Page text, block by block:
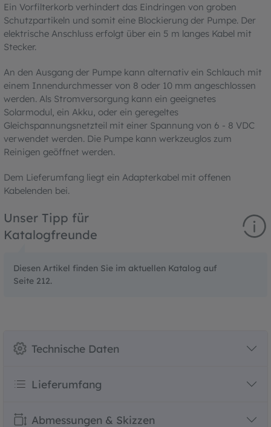
Ein Vorfilterkorb verhindert das Eindringen von groben
Schutzpartikeln und somit eine Blockierung der Pumpe. Der
elektrische Anschluss erfolgt über ein 5 m langes Kabel mit
Stecker.
An den Ausgang der Pumpe kann alternativ ein Schlauch mit
einem Innendurchmesser von 8 oder 10 mm angeschlossen
werden. Als Stromversorgung kann ein geeignetes
Solarmodul, ein Akku, oder ein geregeltes
Gleichspannungsnetzteil mit einer Spannung von 6 - 8 VDC
verwendet werden. Die Pumpe kann werkzeuglos zum
Reinigen geöffnet werden.
Dem Lieferumfang liegt ein Adapterkabel mit offenen
Kabelenden bei.
Unser Tipp für
Katalogfreunde
Diesen Artikel finden Sie im aktuellen Katalog auf
Seite 212.
Technische Daten
Lieferumfang
Abmessungen & Skizzen